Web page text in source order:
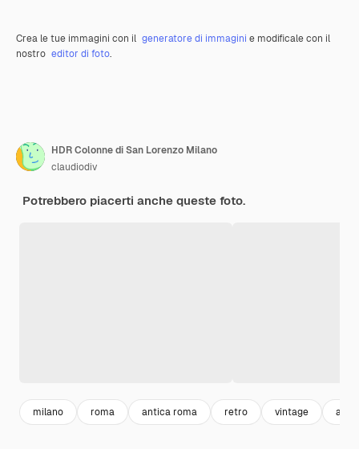
Crea le tue immagini con il generatore di immagini e modificale con il
nostro editor di foto.
HDR Colonne di San Lorenzo Milano
claudiodiv
Potrebbero piacerti anche queste foto.
milano roma antica roma retro vintage